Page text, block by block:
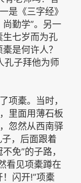
是《三字经》
勤学”。另一
生七岁而为孔
是何许人？
孔子拜他为师
项橐。当时，
里面用薄石板
忽然从西南驿
，后面跟着
免”的子路，
看见项橐蹲在
闪开!”项橐